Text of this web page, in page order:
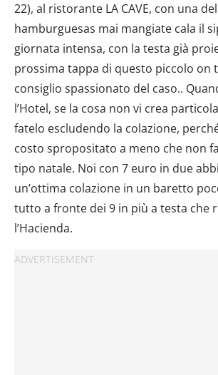
22), al ristorante LA CAVE, con una
hamburguesas mai mangiate cala il
giornata intensa, con la testa già
prossima tappa di questo piccolo on
consiglio spassionato del caso..
l’Hotel, se la cosa non vi crea
fatelo escludendo la colazione,
costo spropositato a meno che non
tipo natale. Noi con 7 euro in due
un’ottima colazione in un baretto
tutto a fronte dei 9 in più a testa che
l’Hacienda.